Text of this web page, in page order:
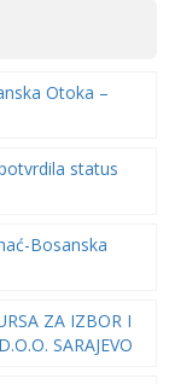
Otoka –
status
Bosanska
ZA IZBOR I
SARAJEVO